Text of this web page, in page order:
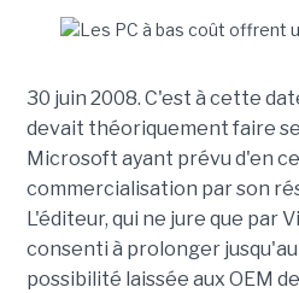
30 juin 2008. C'est à cette
devait théoriquement faire
Microsoft ayant prévu d'en
commercialisation par son
L'éditeur, qui ne jure que par
consenti à prolonger
possibilité laissée aux OEM